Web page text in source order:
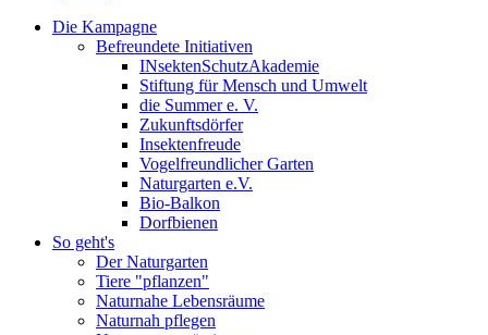
Die Kampagne
Befreundete Initiativen
INsektenSchutzAkademie
Stiftung für Mensch und Umwelt
die Summer e. V.
Zukunftsdörfer
Insektenfreude
Vogelfreundlicher Garten
Naturgarten e.V.
Bio-Balkon
Dorfbienen
So geht's
Der Naturgarten
Tiere "pflanzen"
Naturnahe Lebensräume
Naturnah pflegen